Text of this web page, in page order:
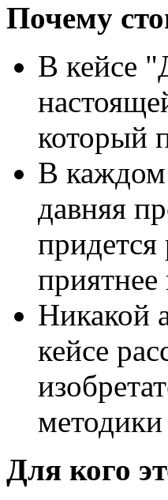
Почему
В кейсе
который
В каждом
давняя
Никакой
кейсе
Для кого